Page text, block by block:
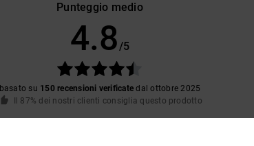
Punteggio medio
4.8/5
basato su 150 recensioni verificate dal ottobre 2025
Il 87% dei nostri clienti consiglia questo prodotto